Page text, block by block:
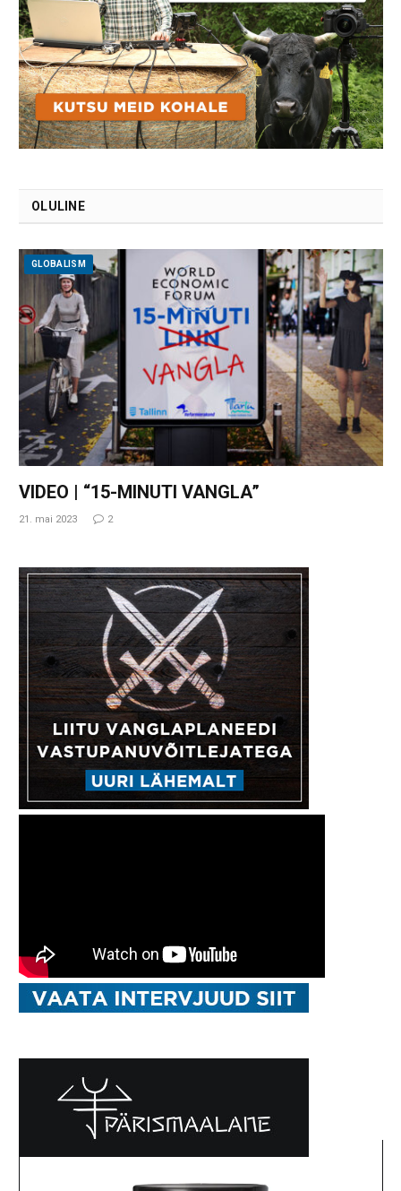
OLULINE
GLOBALISM
VIDEO | “15-MINUTI VANGLA”
21. mai 2023 2